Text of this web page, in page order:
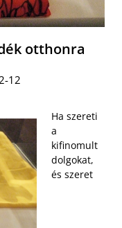
otthonra
12
Ha szereti
a
kifinomult
dolgokat,
és szeret